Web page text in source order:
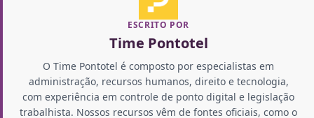
ESCRITO POR
Time Pontotel
O Time Pontotel é composto por especialistas em
administração, recursos humanos, direito e tecnologia,
com experiência em controle de ponto digital e legislação
trabalhista. Nossos recursos vêm de fontes oficiais, como o